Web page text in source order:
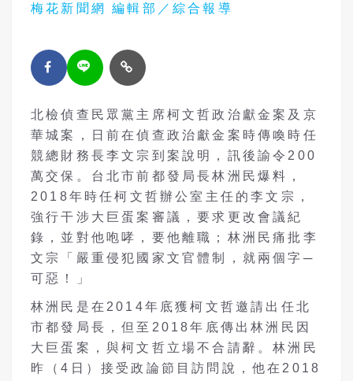
梅花新聞網 編輯部／綜合報導
北檢偵查民眾黨主席柯文哲政治獻金案及京
華城案，日前在偵查政治獻金案時傳喚時任
競總財務長李文宗到案說明，訊後諭令 200
萬交保。台北市前都發局長林洲民爆料，
2018年時任柯文哲辦公室主任的李文宗，
強行干涉大巨蛋案審議，要求更改會議紀
錄，並對他咆哮，要他離職；林洲民痛批李
文宗「嚴重侵犯國家文官體制，就兩個字─
可惡！」
林洲民是在 2014年底獲柯文哲邀請出任北
市都發局長，但至 2018年底傳出林洲民因
大巨蛋案，與柯文哲立場不合請辭。林洲民
昨（4 日）接受政論節目訪問說，他在 2018